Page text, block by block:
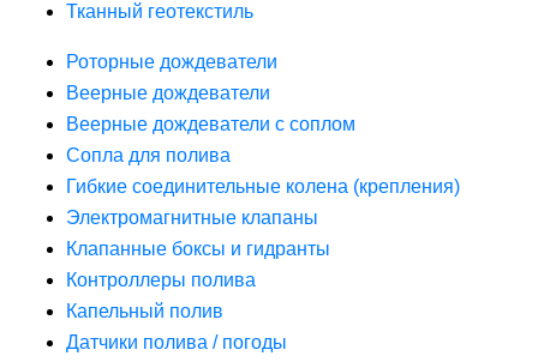
Тканный геотекстиль
Роторные дождеватели
Веерные дождеватели
Веерные дождеватели с соплом
Сопла для полива
Гибкие соединительные колена (крепления)
Электромагнитные клапаны
Клапанные боксы и гидранты
Контроллеры полива
Капельный полив
Датчики полива / погоды